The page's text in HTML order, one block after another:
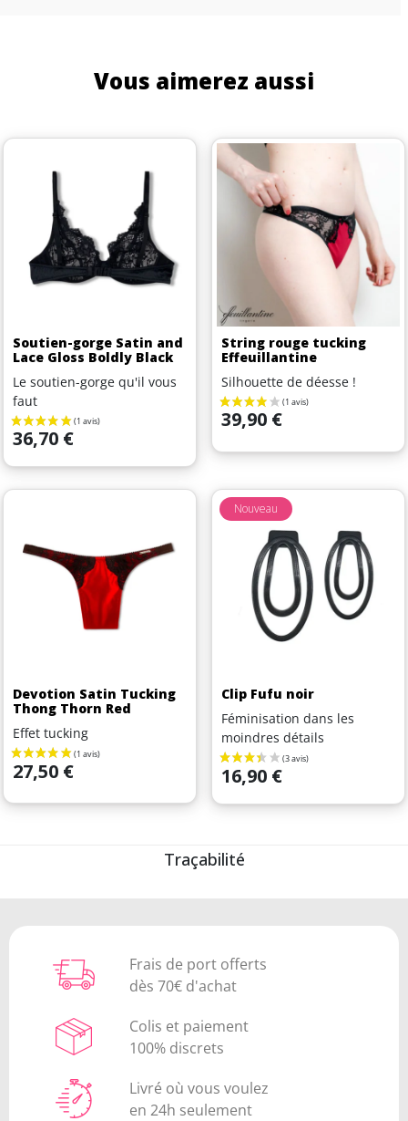
Vous aimerez aussi
Soutien-gorge Satin and
Lace Gloss Boldly Black
Le soutien-gorge qu'il vous
faut
Prix
36,70 €
String rouge tucking
Effeuillantine
Silhouette de déesse !
Prix
39,90 €
Devotion Satin Tucking
Thong Thorn Red
Effet tucking
Prix
27,50 €
Clip Fufu noir
Féminisation dans les
moindres détails
Prix
16,90 €
Nouveau
Traçabilité
Frais de port offerts
dès 70€ d'achat
Colis et paiement
100% discrets
Livré où vous voulez
en 24h seulement